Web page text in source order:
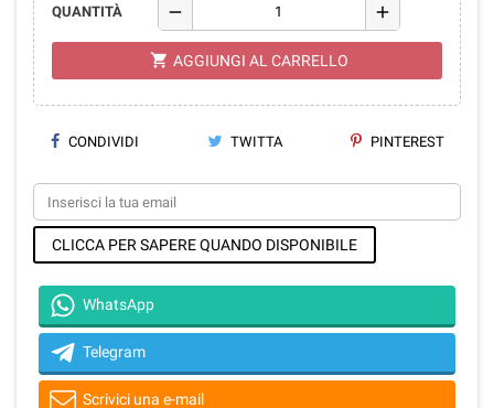
QUANTITÀ remove add
shopping_cart AGGIUNGI AL CARRELLO
CONDIVIDI TWITTA PINTEREST
CLICCA PER SAPERE QUANDO DISPONIBILE
WhatsApp
Telegram
Scrivici una e-mail